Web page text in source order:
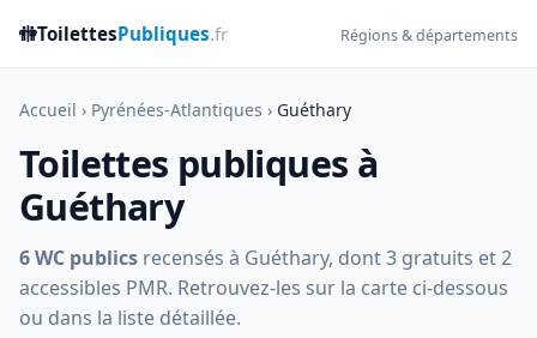
🚻ToilettesPubliques.fr Régions & départements
Accueil › Pyrénées-Atlantiques › Guéthary
Toilettes publiques à
Guéthary
6 WC publics recensés à Guéthary, dont 3 gratuits et 2
accessibles PMR. Retrouvez-les sur la carte ci-dessous
ou dans la liste détaillée.